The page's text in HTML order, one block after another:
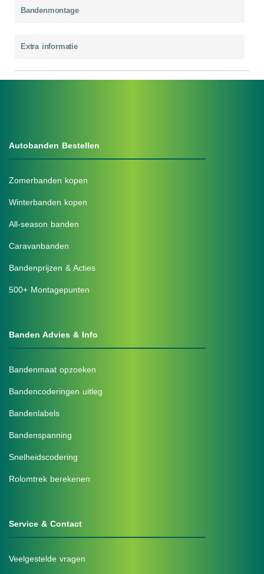
Bandenmontage
Extra informatie
Autobanden Bestellen
Zomerbanden kopen
Winterbanden kopen
All-season banden
Caravanbanden
Bandenprijzen & Acties
500+ Montagepunten
Banden Advies & Info
Bandenmaat opzoeken
Bandencoderingen uitleg
Bandenlabels
Bandenspanning
Snelheidscodering
Rolomtrek berekenen
Service & Contact
Veelgestelde vragen